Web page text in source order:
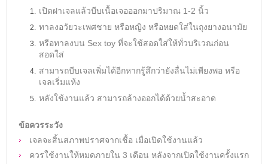
เปิดฝาเจลแล้วบีบเนื้อเจอออกมาปริมาณ 1-2 นิ้ว
ทาลงอวัยวะเพศชาย หรือหญิง หรือหยดใส่ในถุงยางอนามัย
หรือทาลงบน Sex toy ที่จะใช้สอดใส่ให้ทั่วบริเวณก่อน
สอดใส่
สามารถบีบเจลเพิ่มได้อีกหากรู้สึกว่ายังลื่นไม่เพียงพอ หรือ
เจลเริ่มแห้ง
หลังใช้งานแล้ว สามารถล้างออกได้ด้วยน้ำสะอาด
ข้อควรระวัง
​เจลจะสิ้นสภาพปราศจากเชื้อ เมื่อเปิดใช้งานแล้ว
ควรใช้งานให้หมดภายใน 3 เดือน หลังจากเปิดใช้งานครั้งแรก